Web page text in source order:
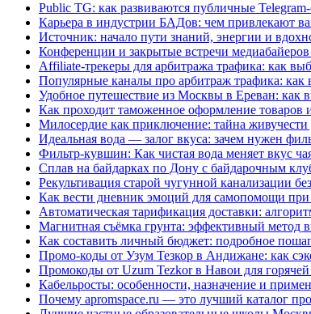
Public TG: как развиваются публичные
Карьера в индустрии БАДов: чем привлекают
Источник: начало пути знаний, энергии и
Конференции и закрытые встречи
Affiliate-трекеры для арбитража трафика: как
Популярные каналы про арбитраж трафика: как
Удобное путешествие из Москвы в Ереван: как
Как проходит таможенное оформление
Милосердие как приключение: тайна живучести
Идеальная вода — залог вкуса: зачем нужен
Фильтр-кувшин: Как чистая вода меняет вкус
Сплав на байдарках по Дону с байдарочным
Рекультивация старой чугунной канализации
Как вести дневник эмоций для самопомощи при
Автоматическая тарификация доставки:
Магнитная съёмка грунта: эффективный метод
Как составить личный бюджет: подробное
Промо-коды от Узум Тезкор в Андижане: как
Промокоды от Uzum Tezkor в Навои для
Кабельросты: особенности, назначение и
Почему apromspace.ru — это лучший каталог